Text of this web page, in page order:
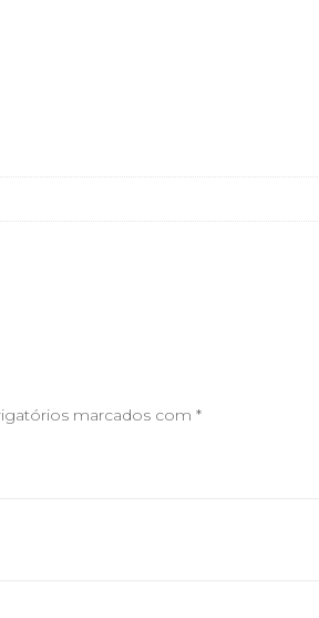
marcados com *